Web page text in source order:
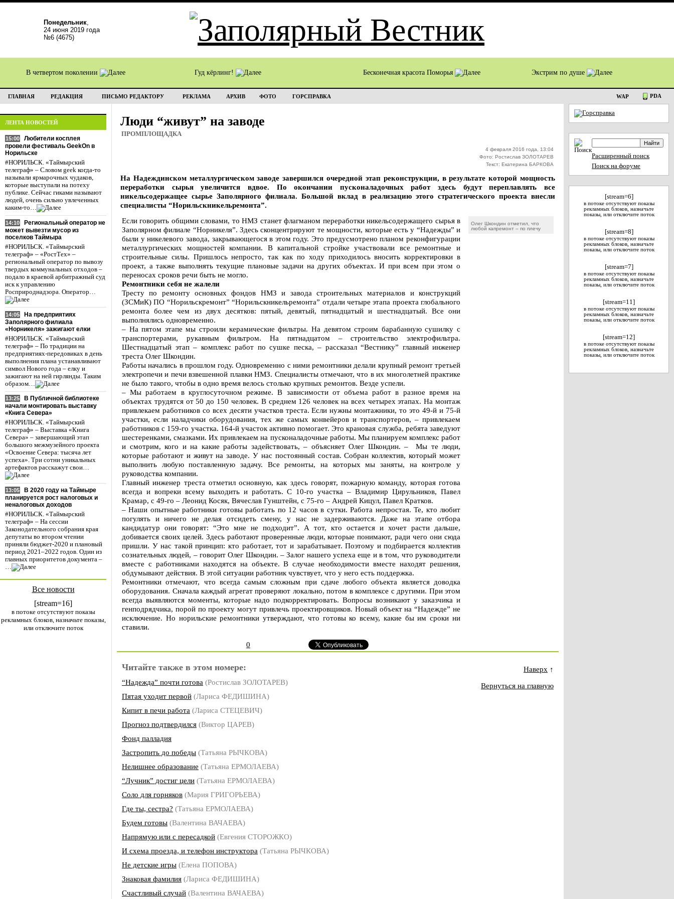
Понедельник,
24 июня 2019 года
№6 (4675)
В четвертом поколении Гуд кёрлинг! Бесконечная красота Поморья Экстрим по душе
ГЛАВНАЯ РЕДАКЦИЯ ПИСЬМО РЕДАКТОРУ РЕКЛАМА АРХИВ ФОТО ГОРСПРАВКА WAP PDA
ЛЕНТА НОВОСТЕЙ
15:00
Любители косплея
провели фестиваль GeekOn в
Норильске
#НОРИЛЬСК. «Таймырский
телеграф» – Словом geek когда-то
называли ярмарочных чудаков,
которые выступали на потеху
публике. Сейчас гиками называют
людей, очень сильно увлеченных
каким-то…
14:10
Региональный оператор не
может вывезти мусор из
поселков Таймыра
#НОРИЛЬСК. «Таймырский
телеграф» – «РостТех» –
региональный оператор по вывозу
твердых коммунальных отходов –
подало в краевой арбитражный суд
иск к управлению
Росприроднадзора. Оператор…
14:05
На предприятиях
Заполярного филиала
«Норникеля» зажигают елки
#НОРИЛЬСК. «Таймырский
телеграф» – По традиции на
предприятиях-передовиках в день
выполнения плана устанавливают
символ Нового года – елку и
зажигают на ней гирлянды. Таким
образом…
13:25
В Публичной библиотеке
начали монтировать выставку
«Книга Севера»
#НОРИЛЬСК. «Таймырский
телеграф» – Выставка «Книга
Севера» – завершающий этап
большого межмузейного проекта
«Освоение Севера: тысяча лет
успеха». Три сотни уникальных
артефактов расскажут свои…
13:05
В 2020 году на Таймыре
планируется рост налоговых и
неналоговых доходов
#НОРИЛЬСК. «Таймырский
телеграф» – На сессии
Законодательного собрания края
депутаты во втором чтении
приняли бюджет-2020 и плановый
период 2021–2022 годов. Один из
главных приоритетов документа –
…
Все новости
[stream=16]
в потоке отсутствуют показы
рекламных блоков, назначьте показы,
или отключите поток
Люди “живут” на заводе
ПРОМПЛОЩАДКА
4 февраля 2016 года, 13:04
Фото: Ростислав ЗОЛОТАРЕВ
Текст: Екатерина БАРКОВА
На Надеждинском металлургическом заводе завершился очередной этап реконструкции, в результате которой мощность
переработки сырья увеличится вдвое. По окончании пусконаладочных работ здесь будут переплавлять все
никельсодержащее сырье Заполярного филиала. Большой вклад в реализацию этого стратегического проекта внесли
специалисты “Норильскникельремонта”.
Если говорить общими словами, то НМЗ станет флагманом переработки никельсодержащего сырья в
Заполярном филиале “Норникеля”. Здесь сконцентрируют те мощности, которые есть у “Надежды” и
были у никелевого завода, закрывающегося в этом году. Это предусмотрено планом реконфигурации
металлургических мощностей компании. В капитальной стройке участвовали все ремонтные и
строительные силы. Пришлось непросто, так как по ходу приходилось вносить корректировки в
проект, а также выполнять текущие плановые задачи на других объектах. И при всем при этом о
переносах сроков речи быть не могло.
Ремонтники себя не жалели
Тресту по ремонту основных фондов НМЗ и завода строительных материалов и конструкций
(ЗСМиК) ПО “Норильскремонт” “Норильскникельремонта” отдали четыре этапа проекта глобального
ремонта более чем из двух десятков: пятый, девятый, пятнадцатый и шестнадцатый. Все они
выполнялись одновременно.
– На пятом этапе мы строили керамические фильтры. На девятом строим барабанную сушилку с
транспортерами, рукавным фильтром. На пятнадцатом – строительство электрофильтра.
Шестнадцатый этап – комплекс работ по сушке песка, – рассказал “Вестнику” главный инженер
треста Олег Шкондин.
Работы начались в прошлом году. Одновременно с ними ремонтники делали крупный ремонт третьей
электропечи и печи взвешенной плавки НМЗ. Специалисты отмечают, что в их многолетней практике
не было такого, чтобы в одно время велось столько крупных ремонтов. Везде успели.
– Мы работаем в круглосуточном режиме. В зависимости от объема работ в разное время на
объектах трудятся от 50 до 150 человек. В среднем 126 человек на всех четырех этапах. На монтаж
привлекаем работников со всех десяти участков треста. Если нужны монтажники, то это 49-й и 75-й
участки, если наладчики оборудования, тех же самых конвейеров и транспортеров, – привлекаем
работников с 159-го участка. 164-й участок активно помогает. Это крановая служба, ребята заведуют
шестеренками, смазками. Их привлекаем на пусконаладочные работы. Мы планируем комплекс работ
и смотрим, кого и на какие работы задействовать, – объясняет Олег Шкондин. – Мы те люди,
которые работают и живут на заводе. У нас постоянный состав. Собран коллектив, который может
выполнить любую поставленную задачу. Все ремонты, на которых мы заняты, на контроле у
руководства компании.
Главный инженер треста отметил основную, как здесь говорят, пожарную команду, которая готова
всегда и вопреки всему выходить и работать. С 10-го участка – Владимир Цирульников, Павел
Крамар, с 49-го – Леонид Косяк, Вячеслав Гунштейн, с 75-го – Андрей Кицул, Павел Кратков.
– Наши опытные работники готовы работать по 12 часов в сутки. Работа непростая. Те, кто любит
погулять и ничего не делая отсидеть смену, у нас не задерживаются. Даже на этапе отбора
кандидатур они говорят: “Это мне не подходит”. А тот, кто остается и хочет расти дальше,
добивается своих целей. Здесь работают проверенные люди, которые понимают, ради чего они сюда
пришли. У нас такой принцип: кто работает, тот и зарабатывает. Поэтому и подбирается коллектив
сознательных людей, – говорит Олег Шкондин. – Залог нашего успеха еще и в том, что руководители
вместе с работниками находятся на объекте. В случае необходимости вместе находят решения,
обдумывают действия. В этой ситуации работник чувствует, что у него есть поддержка.
Ремонтники отмечают, что всегда самым сложным при сдаче любого объекта является доводка
оборудования. Сначала каждый агрегат проверяют локально, потом в комплексе с другими. При этом
всегда выявляются моменты, которые надо подкорректировать. Вопросы возникают у заказчика и
генподрядчика, порой по проекту могут привлечь проектировщиков. Новый объект на “Надежде” не
исключение. Но норильские ремонтники утверждают, что готовы ко всему, какие бы им сроки ни
ставили.
Олег Шкондин отметил, что
любой капремонт – по плечу
0
Читайте также в этом номере:
“Надежда” почти готова (Ростислав ЗОЛОТАРЕВ)
Пятая уходит первой (Лариса ФЕДИШИНА)
Кипит в печи работа (Лариса СТЕЦЕВИЧ)
Прогноз подтвердился (Виктор ЦАРЕВ)
Фонд палладия
Застропить до победы (Татьяна РЫЧКОВА)
Нелишнее образование (Татьяна ЕРМОЛАЕВА)
“Лучник” достиг цели (Татьяна ЕРМОЛАЕВА)
Соло для горняков (Мария ГРИГОРЬЕВА)
Где ты, сестра? (Татьяна ЕРМОЛАЕВА)
Будем готовы (Валентина ВАЧАЕВА)
Напрямую или с пересадкой (Евгения СТОРОЖКО)
И схема проезда, и телефон инструктора (Татьяна РЫЧКОВА)
Не детские игры (Елена ПОПОВА)
Знаковая фамилия (Лариса ФЕДИШИНА)
Счастливый случай (Валентина ВАЧАЕВА)
Наверх ↑
Вернуться на главную
Расширенный поиск
Поиск на форуме
[stream=6]
в потоке отсутствуют показы
рекламных блоков, назначьте
показы, или отключите поток
[stream=8]
в потоке отсутствуют показы
рекламных блоков, назначьте
показы, или отключите поток
[stream=7]
в потоке отсутствуют показы
рекламных блоков, назначьте
показы, или отключите поток
[stream=11]
в потоке отсутствуют показы
рекламных блоков, назначьте
показы, или отключите поток
[stream=12]
в потоке отсутствуют показы
рекламных блоков, назначьте
показы, или отключите поток